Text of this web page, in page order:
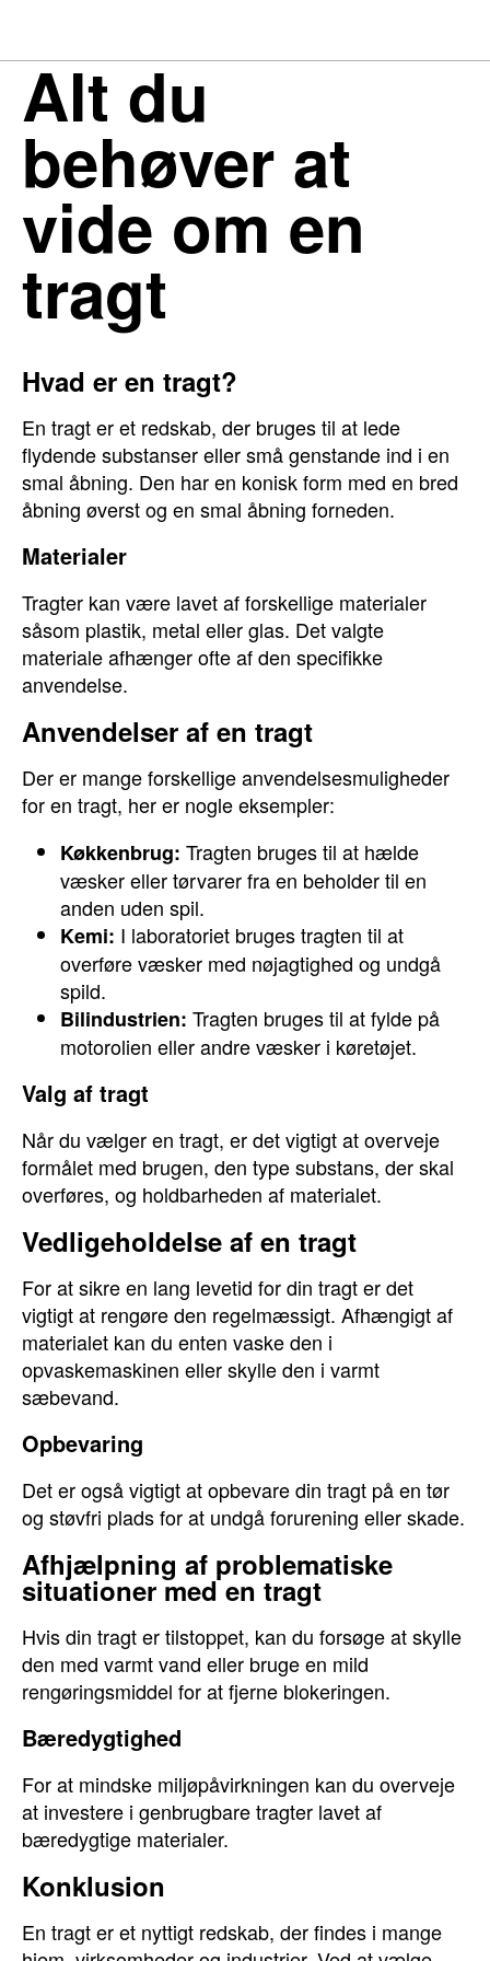
Alt du
behøver at
vide om en
tragt
Hvad er en tragt?
En tragt er et redskab, der bruges til at lede
flydende substanser eller små genstande ind i en
smal åbning. Den har en konisk form med en bred
åbning øverst og en smal åbning forneden.
Materialer
Tragter kan være lavet af forskellige materialer
såsom plastik, metal eller glas. Det valgte
materiale afhænger ofte af den specifikke
anvendelse.
Anvendelser af en tragt
Der er mange forskellige anvendelsesmuligheder
for en tragt, her er nogle eksempler:
Køkkenbrug: Tragten bruges til at hælde
væsker eller tørvarer fra en beholder til en
anden uden spil.
Kemi: I laboratoriet bruges tragten til at
overføre væsker med nøjagtighed og undgå
spild.
Bilindustrien: Tragten bruges til at fylde på
motorolien eller andre væsker i køretøjet.
Valg af tragt
Når du vælger en tragt, er det vigtigt at overveje
formålet med brugen, den type substans, der skal
overføres, og holdbarheden af materialet.
Vedligeholdelse af en tragt
For at sikre en lang levetid for din tragt er det
vigtigt at rengøre den regelmæssigt. Afhængigt af
materialet kan du enten vaske den i
opvaskemaskinen eller skylle den i varmt
sæbevand.
Opbevaring
Det er også vigtigt at opbevare din tragt på en tør
og støvfri plads for at undgå forurening eller skade.
Afhjælpning af problematiske
situationer med en tragt
Hvis din tragt er tilstoppet, kan du forsøge at skylle
den med varmt vand eller bruge en mild
rengøringsmiddel for at fjerne blokeringen.
Bæredygtighed
For at mindske miljøpåvirkningen kan du overveje
at investere i genbrugbare tragter lavet af
bæredygtige materialer.
Konklusion
En tragt er et nyttigt redskab, der findes i mange